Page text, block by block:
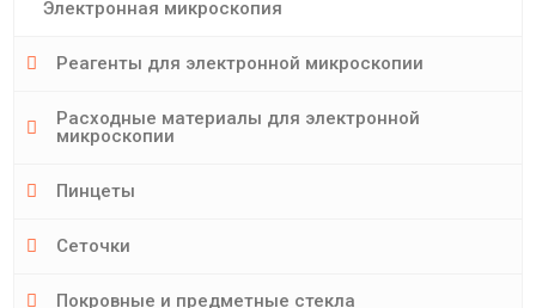
Электронная микроскопия
Реагенты для электронной микроскопии
Расходные материалы для электронной
микроскопии
Пинцеты
Сеточки
Покровные и предметные стекла